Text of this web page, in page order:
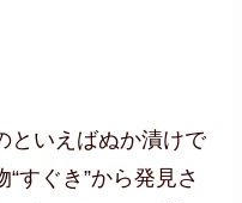
といえばぬか漬けで
すぐき”から発見さ